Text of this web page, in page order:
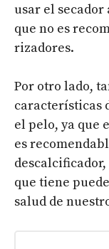
usar el secador
que no es
rizadores.
Por otro lado,
características
el pelo, ya que
es
que tiene
salud de